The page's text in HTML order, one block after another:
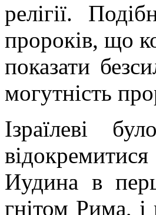
релігії.
пророків, що
показати
могутність
Ізраїлеві
Иудина в
гнітом Рима, і